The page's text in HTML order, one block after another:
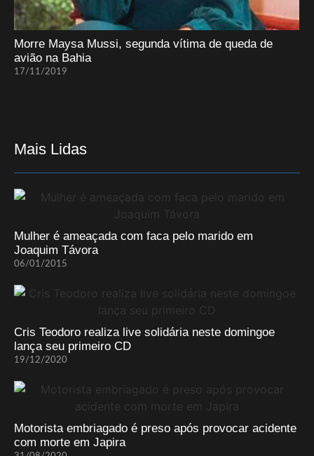
Morre Maysa Mussi, segunda vítima de queda de
avião na Bahia
17/11/2019
Mais Lidas
Mulher é ameaçada com faca pelo marido em
Joaquim Távora
06/01/2015
Cris Teodoro realiza live solidária neste domingoe
lança seu primeiro CD
19/12/2020
Motorista embriagado é preso após provocar acidente
com morte em Japira